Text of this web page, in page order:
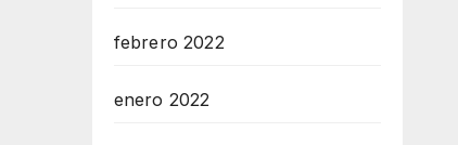
febrero 2022
enero 2022